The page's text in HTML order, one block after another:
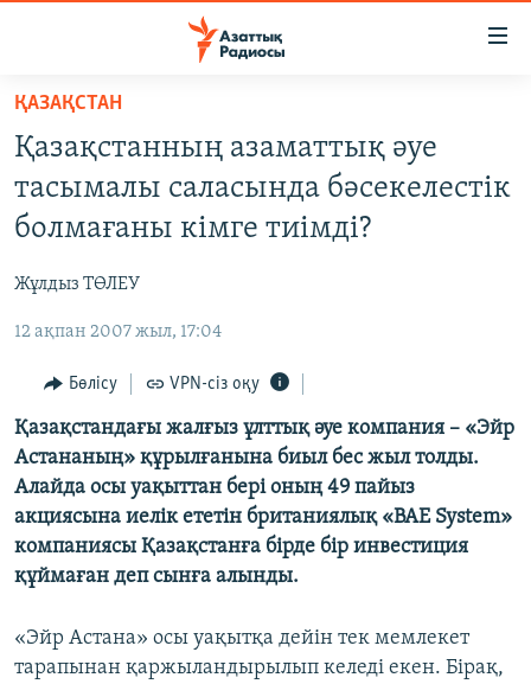
Skip
main
content
Skip
main
Navigation
Skip
Search
САЯСАТ
AZATTYQTV
АДАМ ҚҰҚЫҚТАРЫ
ӘЛЕУМЕТ
ӘЛЕМ
АРНАЙЫ ЖОБАЛАР
Русский
ЖАЗЫЛЫҢЫЗ
Басқа тілдерде
ҚАЗАҚСТАН
Қазақстанның азаматтық әуе
тасымалы саласында бәсекелестік
болмағаны кімге тиімді?
Жұлдыз ТӨЛЕУ
12 ақпан 2007 жыл, 17:04
Бөлісу VPN-сіз оқу
Қазақстандағы жалғыз ұлттық әуе компания – «Эйр
Астананың» құрылғанына биыл бес жыл толды.
Алайда осы уақыттан бері оның 49 пайыз
акциясына иелік ететін британиялық «BAE System»
компаниясы Қазақстанға бірде бір инвестиция
құймаған деп сынға алынды.
«Эйр Астана» осы уақытқа дейін тек мемлекет
тарапынан қаржыландырылып келеді екен. Бірақ,